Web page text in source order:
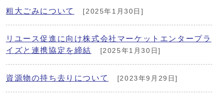
粗大ごみについて [2025年1月30日]
リユース促進に向け株式会社マーケットエンタープラ
イズと連携協定を締結
[2025年1月30日]
資源物の持ち去りについて [2023年9月29日]